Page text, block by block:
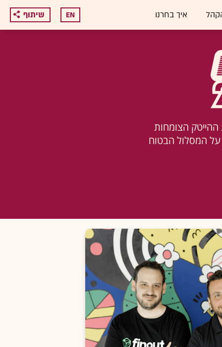
איך בחרנו EN שיתוף
ההייטק הצומחות
על המסלול הבטוח